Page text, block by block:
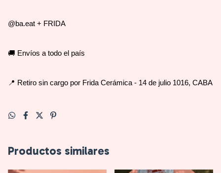
@ba.eat + FRIDA
🚚 Envíos a todo el país
📍 Retiro sin cargo por Frida Cerámica - 14 de julio 1016, CABA
Productos similares